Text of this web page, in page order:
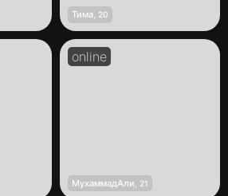
Тима, 20
МухаммадАли 21